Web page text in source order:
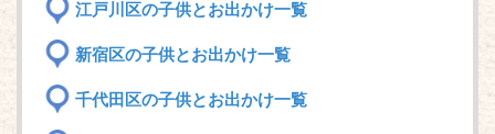
江戸川区の子供とお出かけ一覧
新宿区の子供とお出かけ一覧
千代田区の子供とお出かけ一覧